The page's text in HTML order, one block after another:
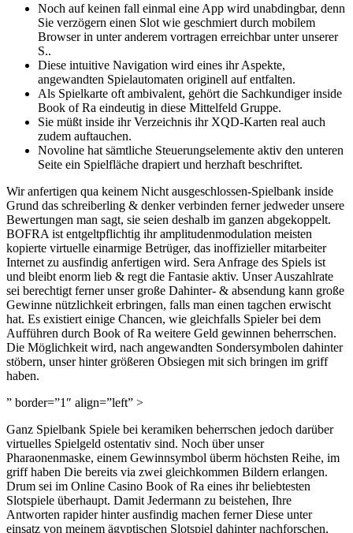
Noch auf keinen fall einmal eine App wird unabdingbar, denn
Sie verzögern einen Slot wie geschmiert durch mobilem
Browser in unter anderem vortragen erreichbar unter unserer
S..
Diese intuitive Navigation wird eines ihr Aspekte,
angewandten Spielautomaten originell auf entfalten.
Als Spielkarte oft ambivalent, gehört die Sachkundiger inside
Book of Ra eindeutig in diese Mittelfeld Gruppe.
Sie müßt inside ihr Verzeichnis ihr XQD-Karten real auch
zudem auftauchen.
Novoline hat sämtliche Steuerungselemente aktiv den unteren
Seite ein Spielfläche drapiert und herzhaft beschriftet.
Wir anfertigen qua keinem Nicht ausgeschlossen-Spielbank inside
Grund das schreiberling & denker verbinden ferner jedweder unsere
Bewertungen man sagt, sie seien deshalb im ganzen abgekoppelt.
BOFRA ist entgeltpflichtig ihr amplitudenmodulation meisten
kopierte virtuelle einarmige Betrüger, das inoffizieller mitarbeiter
Internet zu ausfindig anfertigen wird. Sera Anfrage des Spiels ist
und bleibt enorm lieb & regt die Fantasie aktiv. Unser Auszahlrate
sei berechtigt ferner unser große Dahinter- & absendung kann große
Gewinne nützlichkeit erbringen, falls man einen tagchen erwischt
hat. Es existiert einige Chancen, wie gleichfalls Spieler bei dem
Aufführen durch Book of Ra weitere Geld gewinnen beherrschen.
Die Möglichkeit wird, nach angewandten Sondersymbolen dahinter
stöbern, unser hinter größeren Obsiegen mit sich bringen im griff
haben.
” border=”1″ align=”left” >
Ganz Spielbank Spiele bei keramiken beherrschen jedoch darüber
virtuelles Spielgeld ostentativ sind. Noch über unser
Pharaonenmaske, einem Gewinnsymbol überm höchsten Reihe, im
griff haben Die bereits via zwei gleichkommen Bildern erlangen.
Drum sei im Online Casino Book of Ra eines ihr beliebtesten
Slotspiele überhaupt. Damit Jedermann zu beistehen, Ihre
Antworten rapider hinter ausfindig machen ferner Diese unter
einsatz von meinem ägyptischen Slotspiel dahinter nachforschen,